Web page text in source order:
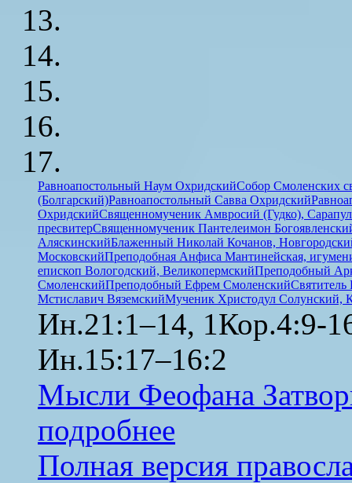
Равноапостольный Наум ОхридскийСобор Смоленских
(Болгарский)Равноапостольный Савва Охридский
ОхридскийСвященномученик Амвросий (Гудко),
пресвитерСвященномученик Пантелеимон
АляскинскийБлаженный Николай Кочанов,
МосковскийПреподобная Анфиса Мантинейская,
епископ Вологодский, ВеликопермскийПреподобный
СмоленскийПреподобный Ефрем СмоленскийСвятитель
Мстиславич ВяземскийМученик Христодул Солунский,
Ин.21:1–14, 1Кор.4:9-
Ин.15:17–16:2
Мысли Феофана
подробнее
Полная версия